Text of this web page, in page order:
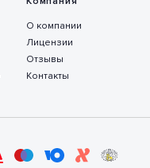
О компании
Лицензии
Отзывы
Контакты